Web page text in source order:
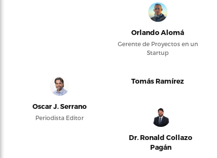
Orlando Alomá
Gerente de Proyectos en un
Startup
Oscar J. Serrano
Periodista Editor
Tomás Ramírez
Dr. Ronald Collazo
Pagán